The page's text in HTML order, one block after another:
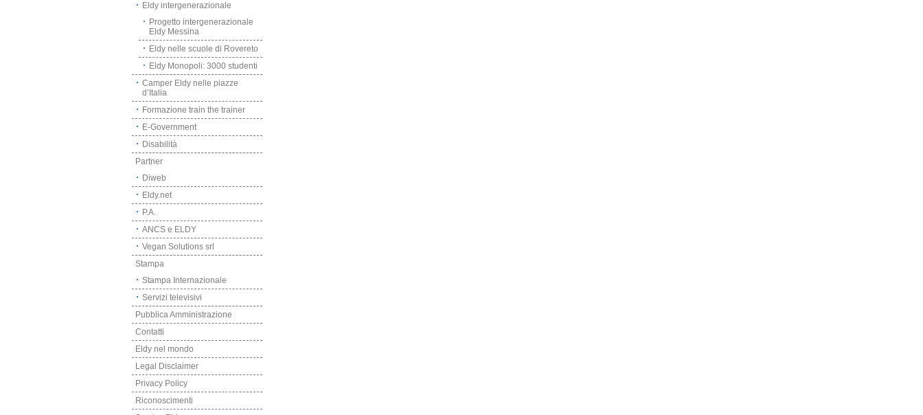
Eldy intergenerazionale
Progetto intergenerazionale
Eldy Messina
Eldy nelle scuole di Rovereto
Eldy Monopoli: 3000 studenti
Camper Eldy nelle piazze
d’Italia
Formazione train the trainer
E-Government
Disabilità
Partner
Diweb
Eldy.net
P.A.
ANCS e ELDY
Vegan Solutions srl
Stampa
Stampa Internazionale
Servizi televisivi
Pubblica Amministrazione
Contatti
Eldy nel mondo
Legal Disclaimer
Privacy Policy
Riconoscimenti